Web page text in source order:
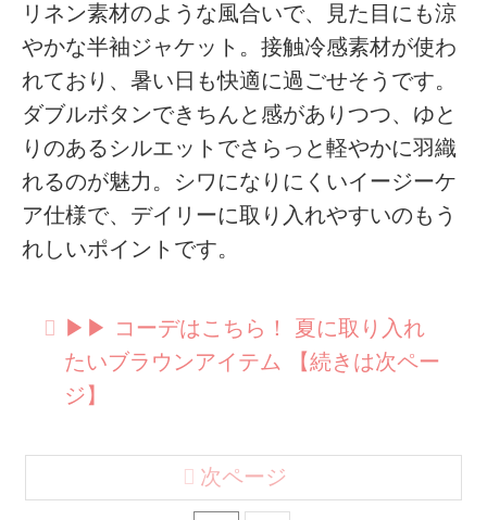
リネン素材のような風合いで、見た目にも涼
やかな半袖ジャケット。接触冷感素材が使わ
れており、暑い日も快適に過ごせそうです。
ダブルボタンできちんと感がありつつ、ゆと
りのあるシルエットでさらっと軽やかに羽織
れるのが魅力。シワになりにくいイージーケ
ア仕様で、デイリーに取り入れやすいのもう
れしいポイントです。
▶︎▶︎ コーデはこちら！ 夏に取り入れ
たいブラウンアイテム 【続きは次ペー
ジ】
次ページ